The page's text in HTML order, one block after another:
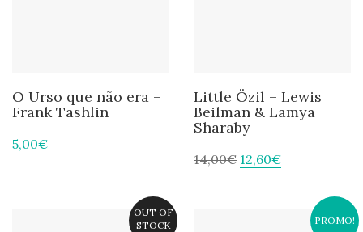
O Urso que não era –
Frank Tashlin
5,00€
Little Özil – Lewis
Beilman & Lamya
Sharaby
14,00€ 12,60€
OUT OF
STOCK
PROMO!